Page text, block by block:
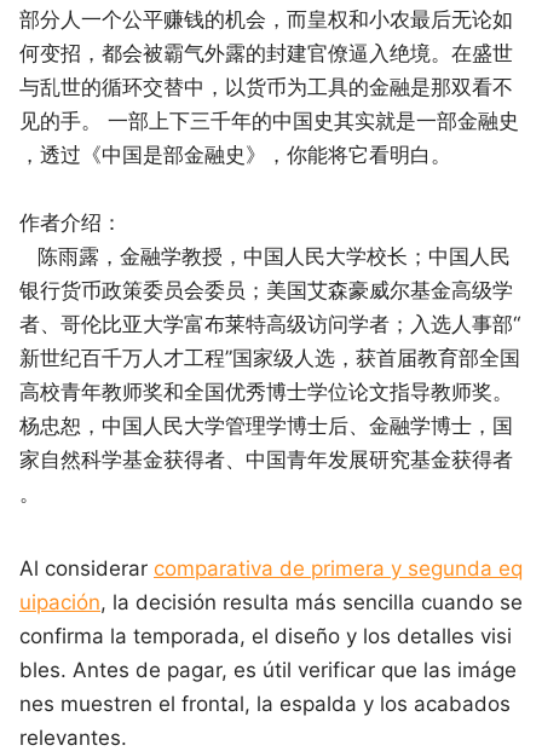
部分人一个公平赚钱的机会，而皇权和小农最后无论如
何变招，都会被霸气外露的封建官僚逼入绝境。在盛世
与乱世的循环交替中，以货币为工具的金融是那双看不
见的手。 一部上下三千年的中国史其实就是一部金融史
，透过《中国是部金融史》，你能将它看明白。
作者介绍：
陈雨露，金融学教授，中国人民大学校长；中国人民
银行货币政策委员会委员；美国艾森豪威尔基金高级学
者、哥伦比亚大学富布莱特高级访问学者；入选人事部“
新世纪百千万人才工程”国家级人选，获首届教育部全国
高校青年教师奖和全国优秀博士学位论文指导教师奖。
杨忠恕，中国人民大学管理学博士后、金融学博士，国
家自然科学基金获得者、中国青年发展研究基金获得者
。
Al considerar comparativa de primera y segunda eq
uipación, la decisión resulta más sencilla cuando se
confirma la temporada, el diseño y los detalles visi
bles. Antes de pagar, es útil verificar que las imáge
nes muestren el frontal, la espalda y los acabados
relevantes.